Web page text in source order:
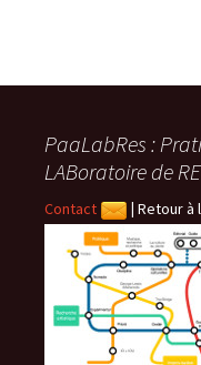
PaaLabRes :
LABoratoire de
Contact | Retour à